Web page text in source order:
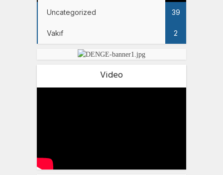
Uncategorized 39
Vakıf 2
Video